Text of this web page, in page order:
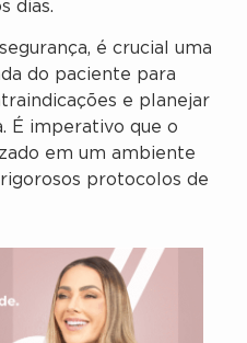
dias.
é crucial uma
do paciente para
e planejar
É imperativo que o
em um ambiente
protocolos de